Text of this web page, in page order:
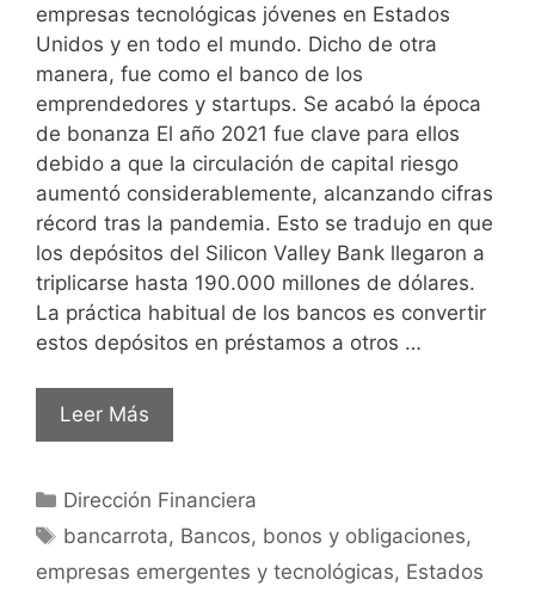
empresas tecnológicas jóvenes en Estados
Unidos y en todo el mundo. Dicho de otra
manera, fue como el banco de los
emprendedores y startups. Se acabó la época
de bonanza El año 2021 fue clave para ellos
debido a que la circulación de capital riesgo
aumentó considerablemente, alcanzando cifras
récord tras la pandemia. Esto se tradujo en que
los depósitos del Silicon Valley Bank llegaron a
triplicarse hasta 190.000 millones de dólares.
La práctica habitual de los bancos es convertir
estos depósitos en préstamos a otros …
Leer Más
Dirección Financiera
bancarrota, Bancos, bonos y obligaciones,
empresas emergentes y tecnológicas, Estados